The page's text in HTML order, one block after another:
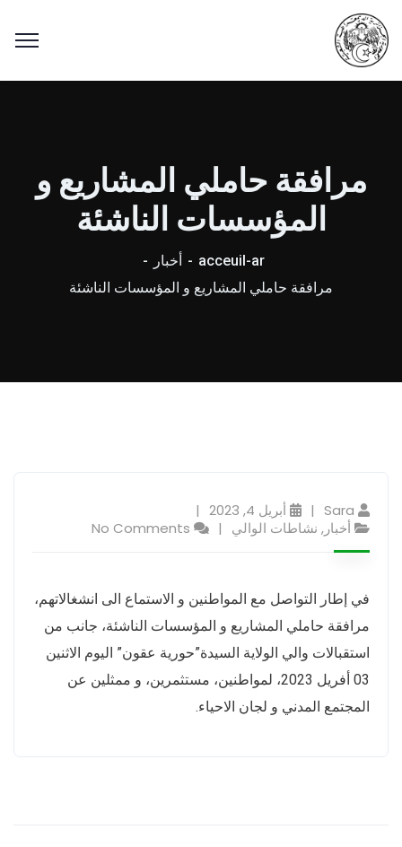
مرافقة حاملي المشاريع و
المؤسسات الناشئة
acceuil-ar
أخبار
مرافقة حاملي المشاريع و المؤسسات الناشئة
Sara
أبريل 4, 2023
أخبار, نشاطات الوالي No Comments
في إطار التواصل مع المواطنين و الاستماع الى انشغالاتهم،
مرافقة حاملي المشاريع و المؤسسات الناشئة، جانب من
استقبالات والي الولاية السيدة”حورية عقون” اليوم الاثنين
03 أفريل 2023، لمواطنين، مستثمرين، و ممثلين عن
المجتمع المدني و لجان الاحياء.